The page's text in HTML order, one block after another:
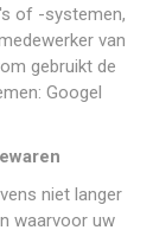
of -systemen,
van
gebruikt de
Googel
niet langer
waarvoor uw